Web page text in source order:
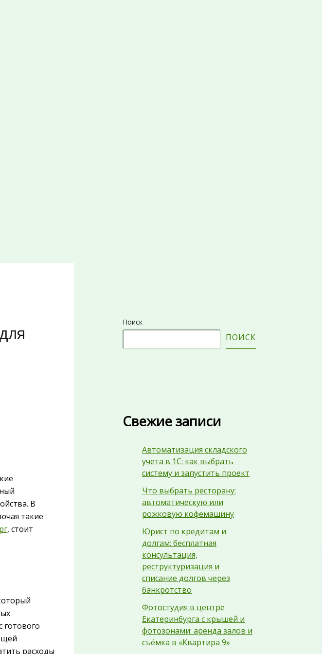
В
такие
, стоит
готового
расходы
Поиск
ПОИСК
Свежие записи
Автоматизация складского
учета в 1С: как выбрать
систему и запустить проект
Что выбрать ресторану:
автоматическую или
рожковую кофемашину
Юрист по кредитам и
долгам: бесплатная
консультация,
реструктуризация и
списание долгов через
банкротство
Фотостудия в центре
Екатеринбурга с крышей и
фотозонами: аренда залов и
съёмка в «Квартира 9»